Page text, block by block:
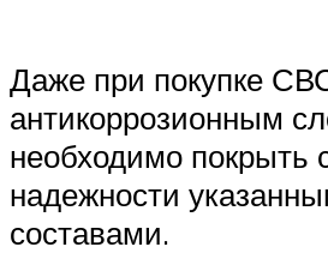
Даже при покупке
антикоррозионным
необходимо покрыть
надежности
составами.